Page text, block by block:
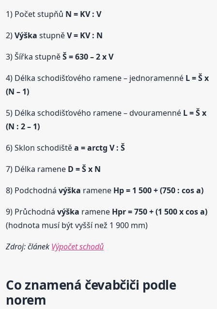
1) Počet stupňů N = KV : V
2)Výška stupněV = KV : N
3) Šířka stupněŠ = 630 – 2 x V
4) Délka schodišťového ramene – jednoramenné L = Š x
(N – 1)
5) Délka schodišťového ramene – dvouramenné L = Š x
(N : 2 – 1)
6) Sklon schodištěa = arctg V : Š
7) Délka ramene D = Š x N
8) Podchodnávýška ramene Hp = 1 500 + (750 : cos a)
9) Průchodnávýška ramene Hpr = 750 + (1 500 x cos a)
(hodnota musí být vyšší než 1 900 mm)
Zdroj: článek Výpočet schodů
Co znamená čevabčiči podle
norem